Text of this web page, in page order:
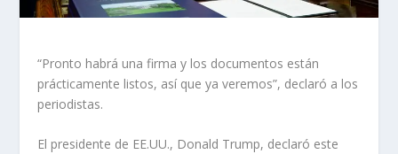
“Pronto habrá una firma y los documentos están
prácticamente listos, así que ya veremos”, declaró a los
periodistas.
El presidente de EE.UU., Donald Trump, declaró este